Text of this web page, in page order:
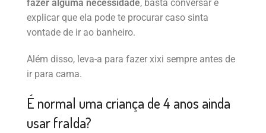
fazer alguma necessidade, basta conversar e
explicar que ela pode te procurar caso sinta
vontade de ir ao banheiro.
Além disso, leva-a para fazer xixi sempre antes de
ir para cama.
É normal uma criança de 4 anos ainda
usar fralda?